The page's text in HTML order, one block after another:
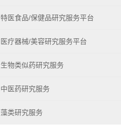
特医食品/保健品研究服务平台
医疗器械/美容研究服务平台
生物类似药研究服务
中医药研究服务
藻类研究服务